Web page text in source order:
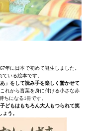
年に日本で初めて誕生しました。
いる絵本です。
」をして読み手を楽しく驚かせて
れから言葉を身に付ける小さな赤
ちになる1冊です。
どもはもちろん大人もつられて笑
う。